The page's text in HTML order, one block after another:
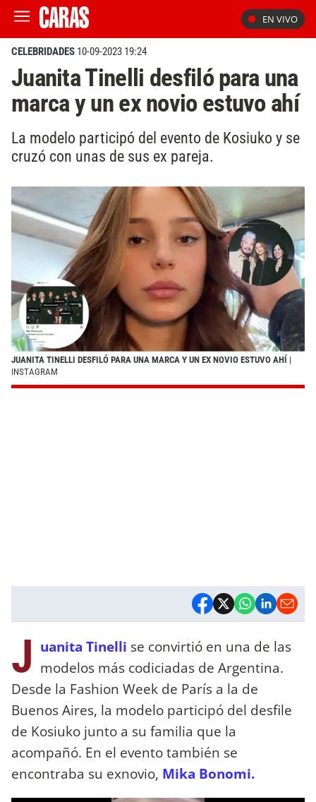
EN VIVO
CELEBRIDADES 10-09-2023 19:24
Juanita Tinelli desfiló para una
marca y un ex novio estuvo ahí
La modelo participó del evento de Kosiuko y se
cruzó con unas de sus ex pareja.
JUANITA TINELLI DESFILÓ PARA UNA MARCA Y UN EX NOVIO ESTUVO AHÍ |
INSTAGRAM
J uanita Tinelli se convirtió en una de las
modelos más codiciadas de Argentina.
Desde la Fashion Week de París a la de
Buenos Aires, la modelo participó del desfile
de Kosiuko junto a su familia que la
acompañó. En el evento también se
encontraba su exnovio, Mika Bonomi.